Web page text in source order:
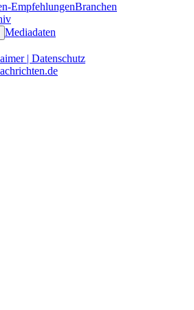
EmpfehlungenBranchen
Mediadaten
| Datenschutz